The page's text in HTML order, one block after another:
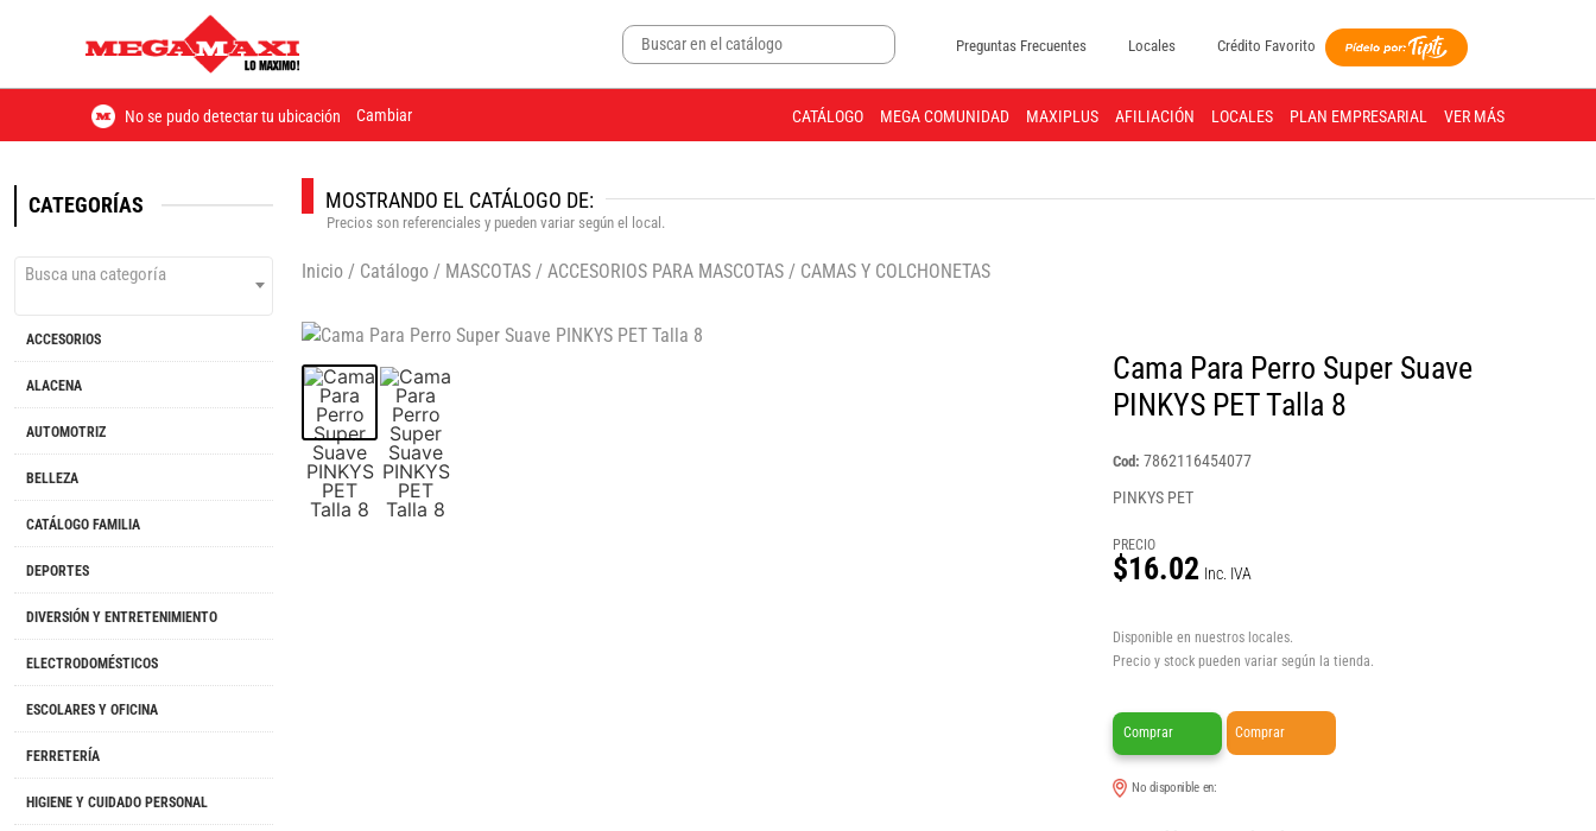
Preguntas Frecuentes Locales Crédito Favorito
No se pudo detectar tu ubicación Cambiar CATÁLOGO MEGA COMUNIDAD MAXIPLUS AFILIACIÓN LOCALES PLAN EMPRESARIAL VER MÁS
CATEGORÍAS
Busca una categoría
ACCESORIOS
ALACENA
AUTOMOTRIZ
BELLEZA
CATÁLOGO FAMILIA
DEPORTES
DIVERSIÓN Y ENTRETENIMIENTO
ELECTRODOMÉSTICOS
ESCOLARES Y OFICINA
FERRETERÍA
HIGIENE Y CUIDADO PERSONAL
MOSTRANDO EL CATÁLOGO DE:
Precios son referenciales y pueden variar según el local.
Inicio / Catálogo / MASCOTAS / ACCESORIOS PARA MASCOTAS / CAMAS Y COLCHONETAS
Cama Para Perro Super Suave
PINKYS PET Talla 8
Cod: 7862116454077
PINKYS PET
PRECIO
$16.02 Inc. IVA
Disponible en nuestros locales.
Precio y stock pueden variar según la tienda.
Comprar Comprar
No disponible en: